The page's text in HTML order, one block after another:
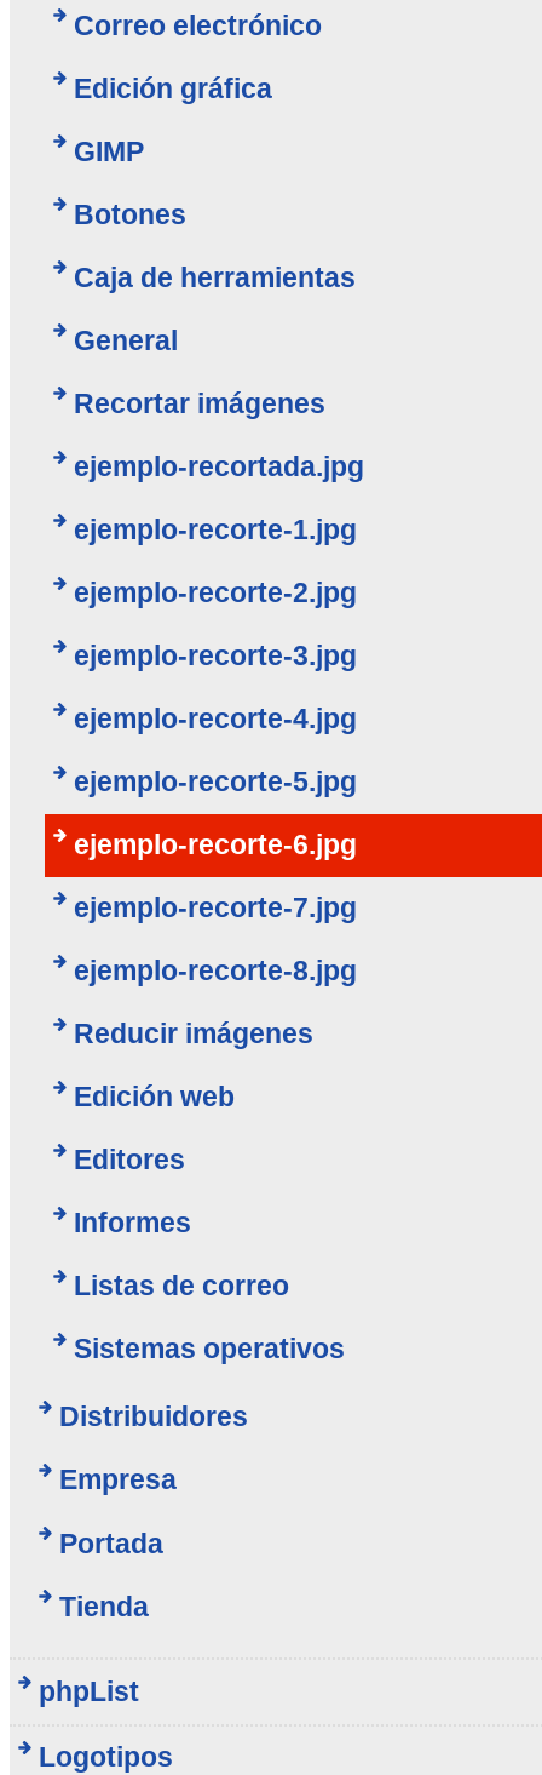
Correo electrónico
Edición gráfica
GIMP
Botones
Caja de herramientas
General
Recortar imágenes
ejemplo-recortada.jpg
ejemplo-recorte-1.jpg
ejemplo-recorte-2.jpg
ejemplo-recorte-3.jpg
ejemplo-recorte-4.jpg
ejemplo-recorte-5.jpg
ejemplo-recorte-6.jpg
ejemplo-recorte-7.jpg
ejemplo-recorte-8.jpg
Reducir imágenes
Edición web
Editores
Informes
Listas de correo
Sistemas operativos
Distribuidores
Empresa
Portada
Tienda
phpList
Logotipos